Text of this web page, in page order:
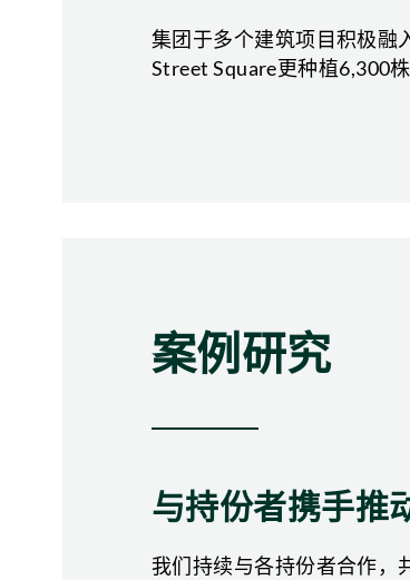
集团于多个建筑项目积极融
Street Square更种植6,300
案例研究
与持份者携手推
我们持续与各持份者合作，